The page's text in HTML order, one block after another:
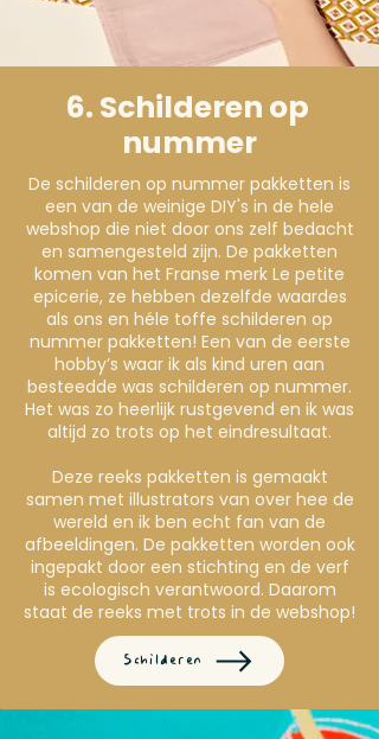
6. Schilderen op
nummer
De schilderen op nummer pakketten is
een van de weinige DIY's in de hele
webshop die niet door ons zelf bedacht
en samengesteld zijn. De pakketten
komen van het Franse merk Le petite
epicerie, ze hebben dezelfde waardes
als ons en héle toffe schilderen op
nummer pakketten! Een van de eerste
hobby’s waar ik als kind uren aan
besteedde was schilderen op nummer.
Het was zo heerlijk rustgevend en ik was
altijd zo trots op het eindresultaat.
Deze reeks pakketten is gemaakt
samen met illustrators van over hee de
wereld en ik ben echt fan van de
afbeeldingen. De pakketten worden ook
ingepakt door een stichting en de verf
is ecologisch verantwoord. Daarom
staat de reeks met trots in de webshop!
Schilderen